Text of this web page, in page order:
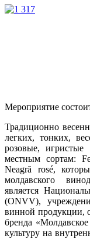
Мероприятие
Традиционно
легких, тонких,
розовые,
местным сортам:
Neagră rosé,
молдавского
является
(ONVV),
винной продукции,
бренда
культуру на